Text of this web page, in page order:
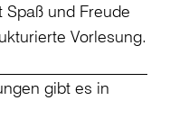
Spaß und Freude
Vorlesung.
gibt es in